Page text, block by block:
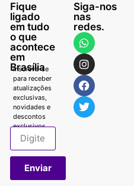
Fique
ligado
em tudo
o que
acontece
em
Brasília
Inscreva-se
para receber
atualizações
exclusivas,
novidades e
descontos
exclusivos.
Enviar
Siga-nos
nas
redes.